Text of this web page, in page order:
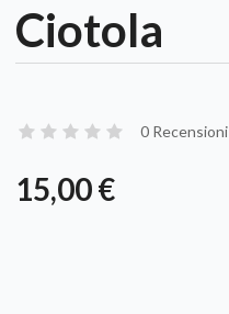
Ciotola
0 Recensioni
15,00 €